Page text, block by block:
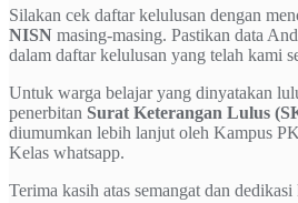
Silakan cek daftar kelulusan dengan
NISN masing-masing. Pastikan data
dalam daftar kelulusan yang telah kami
Untuk warga belajar yang dinyatakan
penerbitan Surat Keterangan Lulus
diumumkan lebih lanjut oleh Kampus
Kelas whatsapp.
Terima kasih atas semangat dan